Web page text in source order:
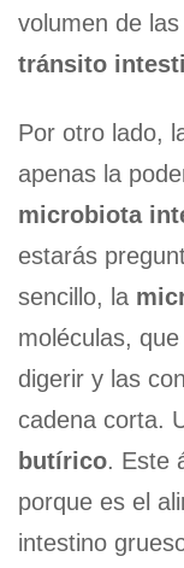
volumen de
tránsito
Por otro lado,
apenas la
microbiota
estarás
sencillo, la
moléculas,
digerir y las
cadena corta.
butírico. Este
porque es el
intestino